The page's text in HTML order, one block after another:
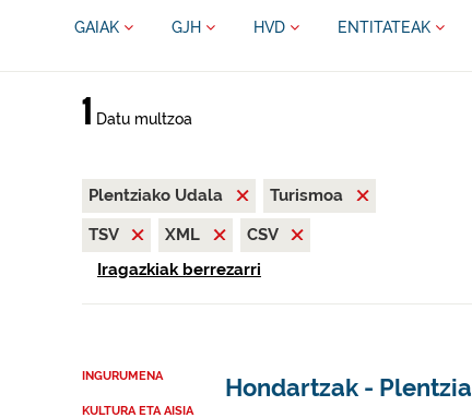
GAIAK GJH HVD ENTITATEAK
1 Datu multzoa
Plentziako Udala
Turismoa
TSV
XML
CSV
Iragazkiak berrezarri
INGURUMENA
KULTURA ETA AISIA
Hondartzak - Plentzia